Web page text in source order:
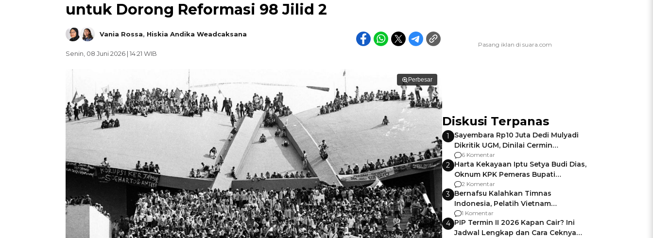
untuk Dorong Reformasi 98 Jilid 2
Vania Rossa, Hiskia Andika Weadcaksana
Senin, 08 Juni 2026 | 14:21 WIB
Perbesar
Diskusi Terpanas
1
Sayembara Rp10 Juta Dedi Mulyadi
Dikritik UGM, Dinilai Cermin
Gagalnya Negara Jamin Keamanan
6 Komentar
2 Harta Kekayaan Iptu Setya Budi Dias,
Oknum KPK Pemeras Bupati
Pemalang
2 Komentar
3 Bernafsu Kalahkan Timnas
Indonesia, Pelatih Vietnam
Berencana Pakai Jimat di Pakansari
1 Komentar
4 PIP Termin II 2026 Kapan Cair? Ini
Jadwal Lengkap dan Cara Ceknya